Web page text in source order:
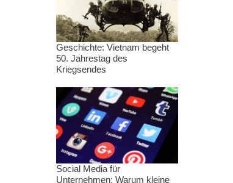
Geschichte: Vietnam begeht
50. Jahrestag des
Kriegsendes
Social Media für
Unternehmen: Warum kleine